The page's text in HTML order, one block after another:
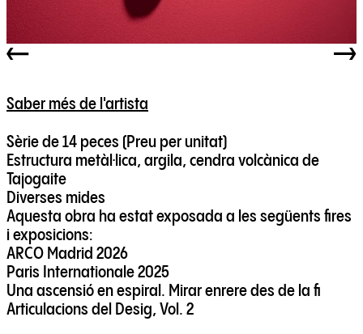
Saber més de l'artista
Sèrie de 14 peces (Preu per unitat)
Estructura metàl·lica, argila, cendra volcànica de
Tajogaite
Diverses mides
Aquesta obra ha estat exposada a les següents fires
i exposicions:
ARCO Madrid 2026
Paris Internationale 2025
Una ascensió en espiral. Mirar enrere des de la fi
Articulacions del Desig, Vol. 2